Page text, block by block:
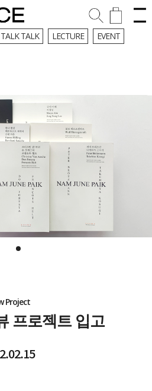
TALK TALK LECTURE
EVENT
Project
프로젝트 입고